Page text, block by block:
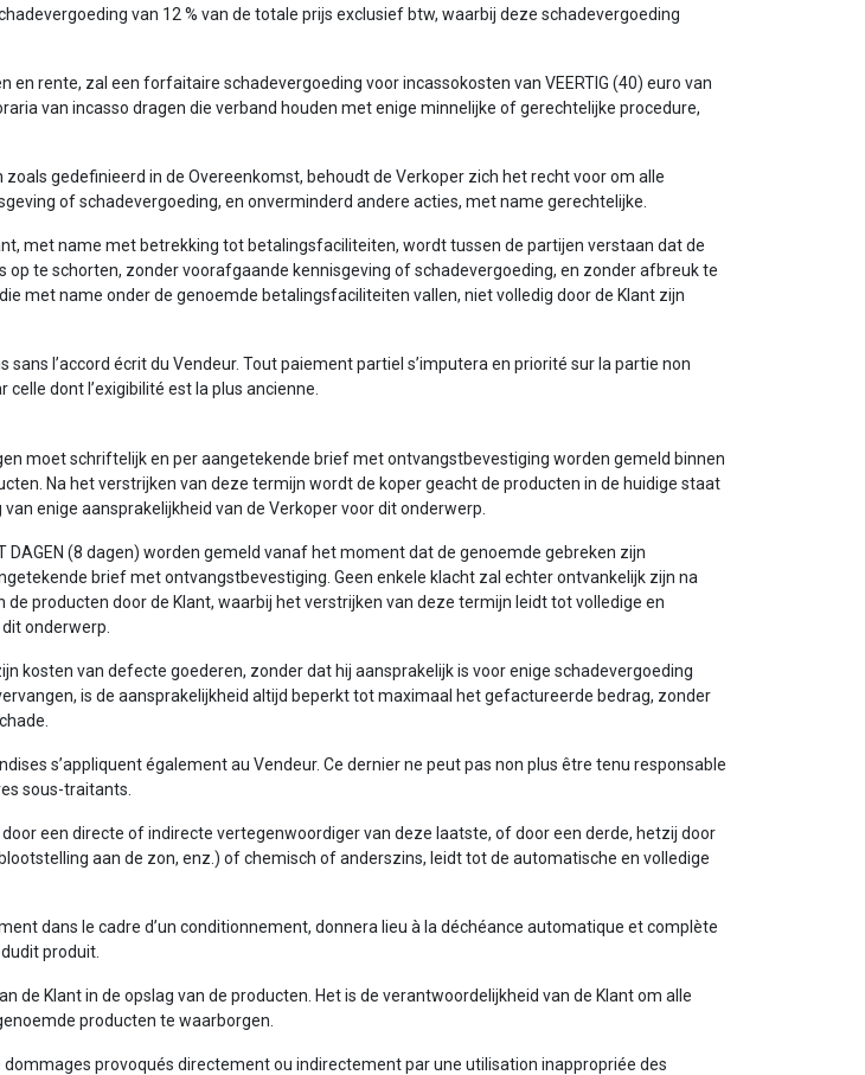
van 12 % van de totale prijs exclusief btw, waarbij deze schadevergoeding
rente, zal een forfaitaire schadevergoeding voor incassokosten van VEERTIG (40) euro van
van incasso dragen die verband houden met enige minnelijke of gerechtelijke procedure,
gedefinieerd in de Overeenkomst, behoudt de Verkoper zich het recht voor om alle
of schadevergoeding, en onverminderd andere acties, met name gerechtelijke.
met name met betrekking tot betalingsfaciliteiten, wordt tussen de partijen verstaan dat de
te schorten, zonder voorafgaande kennisgeving of schadevergoeding, en zonder afbreuk te
met name onder de genoemde betalingsfaciliteiten vallen, niet volledig door de Klant zijn
l’accord écrit du Vendeur. Tout paiement partiel s’imputera en priorité sur la partie non
dont l’exigibilité est la plus ancienne.
moet schriftelijk en per aangetekende brief met ontvangstbevestiging worden gemeld binnen
Na het verstrijken van deze termijn wordt de koper geacht de producten in de huidige staat
enige aansprakelijkheid van de Verkoper voor dit onderwerp.
(8 dagen) worden gemeld vanaf het moment dat de genoemde gebreken zijn
brief met ontvangstbevestiging. Geen enkele klacht zal echter ontvankelijk zijn na
producten door de Klant, waarbij het verstrijken van deze termijn leidt tot volledige en
onderwerp.
kosten van defecte goederen, zonder dat hij aansprakelijk is voor enige schadevergoeding
is de aansprakelijkheid altijd beperkt tot maximaal het gefactureerde bedrag, zonder
s’appliquent également au Vendeur. Ce dernier ne peut pas non plus être tenu responsable
sous-traitants.
een directe of indirecte vertegenwoordiger van deze laatste, of door een derde, hetzij door
aan de zon, enz.) of chemisch of anderszins, leidt tot de automatische en volledige
dans le cadre d’un conditionnement, donnera lieu à la déchéance automatique et complète
produit.
de Klant in de opslag van de producten. Het is de verantwoordelijkheid van de Klant om alle
producten te waarborgen.
provoqués directement ou indirectement par une utilisation inappropriée des